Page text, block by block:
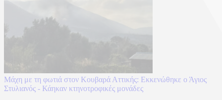
Μάχη με τη φωτιά στον Κουβαρά Αττικής: Εκκενώθηκε ο Άγιος
Στυλιανός - Κάηκαν κτηνοτροφικές μονάδες